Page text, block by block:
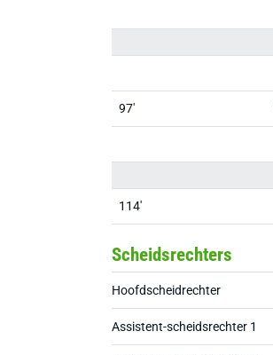
97'
114'
Scheidsrechters
Hoofdscheidrechter
Assistent-scheidsrechter 1